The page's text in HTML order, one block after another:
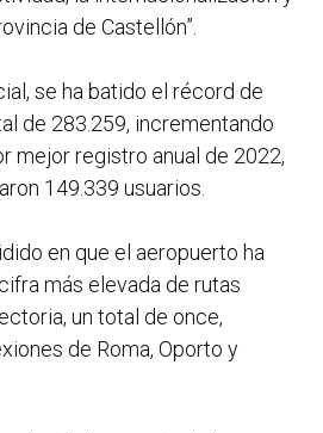
de Castellón”.
se ha batido el récord de
de 283.259, incrementando
mejor registro anual de 2022,
149.339 usuarios.
en que el aeropuerto ha
más elevada de rutas
un total de once,
de Roma, Oporto y